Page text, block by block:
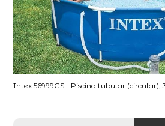
Intex 56999GS - Piscina tubular (circular),